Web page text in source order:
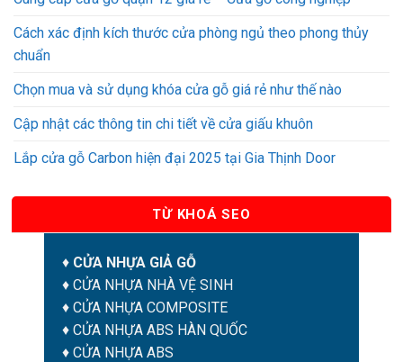
Cách xác định kích thước cửa phòng ngủ theo phong thủy
chuẩn
Chọn mua và sử dụng khóa cửa gỗ giá rẻ như thế nào
Cập nhật các thông tin chi tiết về cửa giấu khuôn
Lắp cửa gỗ Carbon hiện đại 2025 tại Gia Thịnh Door
TỪ KHOÁ SEO
♦ CỬA NHỰA GIẢ GỖ
♦ CỬA NHỰA NHÀ VỆ SINH
♦ CỬA NHỰA COMPOSITE
♦ CỬA NHỰA ABS HÀN QUỐC
♦ CỬA NHỰA ABS